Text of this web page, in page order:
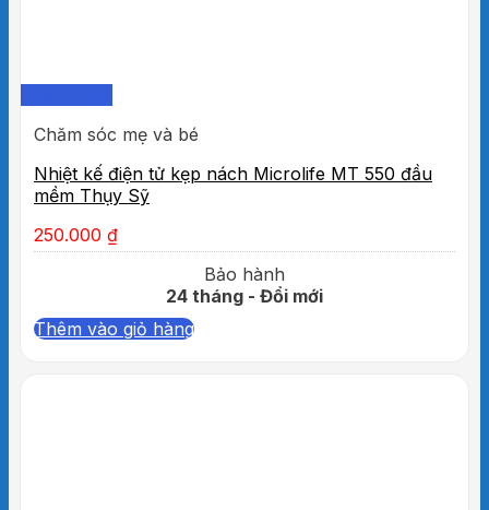
Chăm sóc mẹ và bé
Nhiệt kế điện tử kẹp nách Microlife MT 550 đầu
mềm Thụy Sỹ
250.000 ₫
Bảo hành
24 tháng - Đổi mới
Thêm vào giỏ hàng